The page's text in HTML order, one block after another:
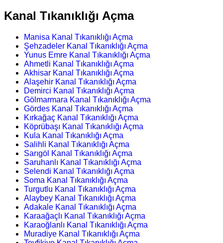
Kanal Tıkanıklığı Açma
Manisa Kanal Tıkanıklığı Açma
Şehzadeler Kanal Tıkanıklığı Açma
Yunus Emre Kanal Tıkanıklığı Açma
Ahmetli Kanal Tıkanıklığı Açma
Akhisar Kanal Tıkanıklığı Açma
Alaşehir Kanal Tıkanıklığı Açma
Demirci Kanal Tıkanıklığı Açma
Gölmarmara Kanal Tıkanıklığı Açma
Gördes Kanal Tıkanıklığı Açma
Kırkağaç Kanal Tıkanıklığı Açma
Köprübaşı Kanal Tıkanıklığı Açma
Kula Kanal Tıkanıklığı Açma
Salihli Kanal Tıkanıklığı Açma
Sarıgöl Kanal Tıkanıklığı Açma
Saruhanlı Kanal Tıkanıklığı Açma
Selendi Kanal Tıkanıklığı Açma
Soma Kanal Tıkanıklığı Açma
Turgutlu Kanal Tıkanıklığı Açma
Alaybey Kanal Tıkanıklığı Açma
Adakale Kanal Tıkanıklığı Açma
Karaağaçlı Kanal Tıkanıklığı Açma
Karaoğlanlı Kanal Tıkanıklığı Açma
Muradiye Kanal Tıkanıklığı Açma